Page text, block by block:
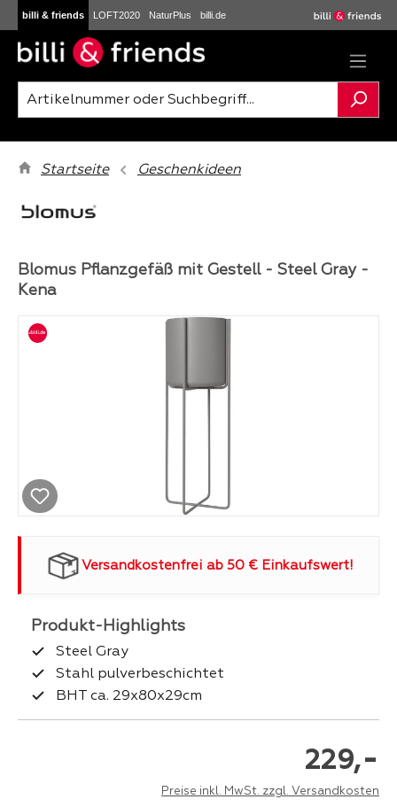
Zum Hauptinhalt springen
billi & friends LOFT2020 NaturPlus billi.de
Startseite Geschenkideen
Bildergalerie überspringen
Versandkostenfrei ab 50 € Einkaufswert!
Blomus Pflanzgefäß mit Gestell - Steel Gray -
Kena
Steel Gray
Stahl pulverbeschichtet
BHT ca. 29x80x29cm
229,-
Preise inkl. MwSt. zzgl. Versandkosten